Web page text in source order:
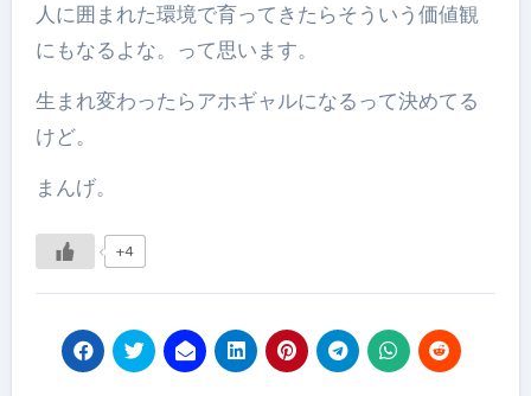
人に囲まれた環境で育ってきたらそういう価値観
にもなるよな。って思います。
生まれ変わったらアホギャルになるって決めてる
けど。
まんげ。
+4